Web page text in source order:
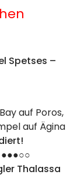
Spetses –
auf Poros,
auf Ägina
Thalassa